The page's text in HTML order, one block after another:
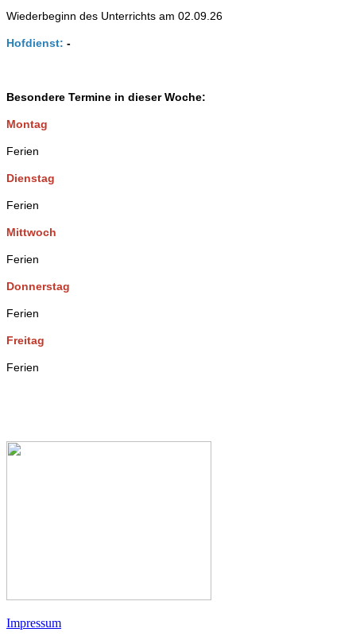
Wiederbeginn des Unterrichts am 02.09.26
Hofdienst: -
Besondere Termine in dieser Woche:
Montag
Ferien
Dienstag
Ferien
Mittwoch
Ferien
Donnerstag
Ferien
Freitag
Ferien
Impressum